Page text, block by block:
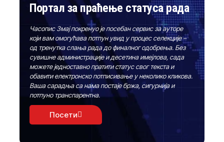
Портал за праћење статуса рада
Часопис Змај покренуо је посебан сервис за ауторе
који вам омогућава потпун увид у процес селекције –
од тренутка слања рада до финалног одобрења. Без
сувишне администрације и десетина имејлова, сада
можете једноставно пратити статус свог текста и
обавити електронско потписивање у неколико кликова.
Ваша сарадња са нама постаје бржа, сигурнија и
потпуно транспарентна.
Посети